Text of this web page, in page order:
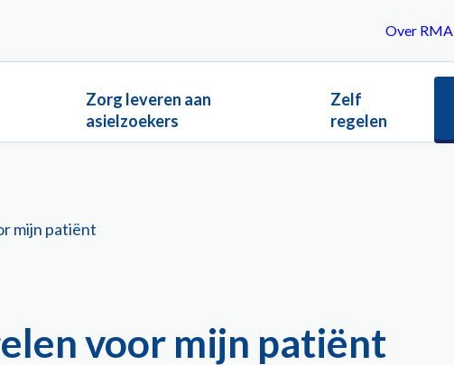
Zorg leveren aan
asielzoekers
Zelf
regelen
Over RMA
mijn patiënt
voor mijn patiënt